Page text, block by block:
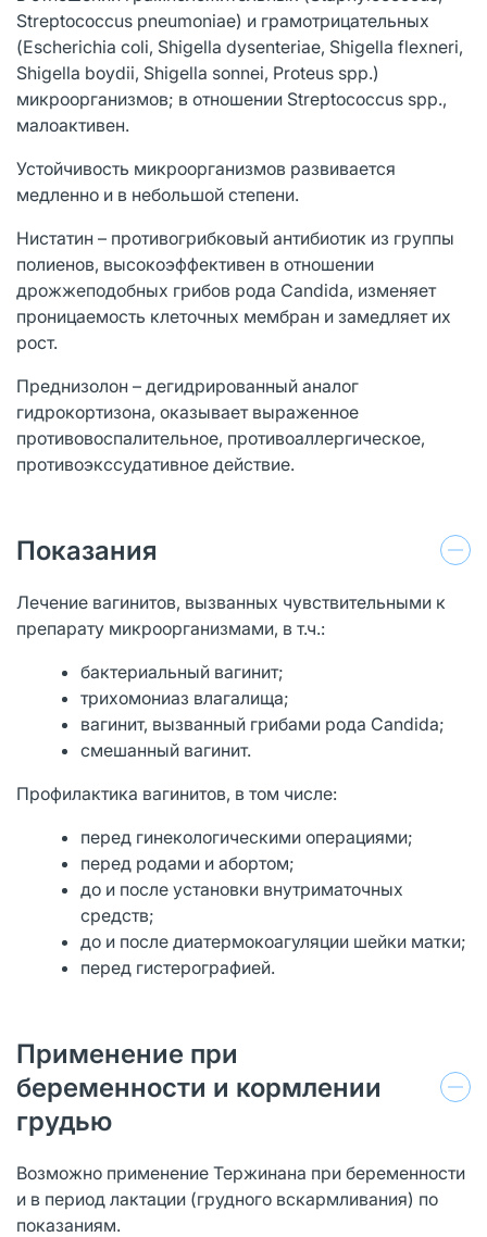
Streptococcus pneumoniae) и грамотрицательных
(Escherichia coli, Shigella dysenteriae, Shigella flexneri,
Shigella boydii, Shigella sonnei, Proteus spp.)
микроорганизмов; в отношении Streptococcus spp.,
малоактивен.
Устойчивость микроорганизмов развивается
медленно и в небольшой степени.
Нистатин – противогрибковый антибиотик из группы
полиенов, высокоэффективен в отношении
дрожжеподобных грибов рода Candida, изменяет
проницаемость клеточных мембран и замедляет их
рост.
Преднизолон – дегидрированный аналог
гидрокортизона, оказывает выраженное
противовоспалительное, противоаллергическое,
противоэкссудативное действие.
Показания
Лечение вагинитов, вызванных чувствительными к
препарату микроорганизмами, в т.ч.:
бактериальный вагинит;
трихомониаз влагалища;
вагинит, вызванный грибами рода Candida;
смешанный вагинит.
Профилактика вагинитов, в том числе:
перед гинекологическими операциями;
перед родами и абортом;
до и после установки внутриматочных
средств;
до и после диатермокоагуляции шейки матки;
перед гистерографией.
Применение при
беременности и кормлении
грудью
Возможно применение Тержинана при беременности
и в период лактации (грудного вскармливания) по
показаниям.